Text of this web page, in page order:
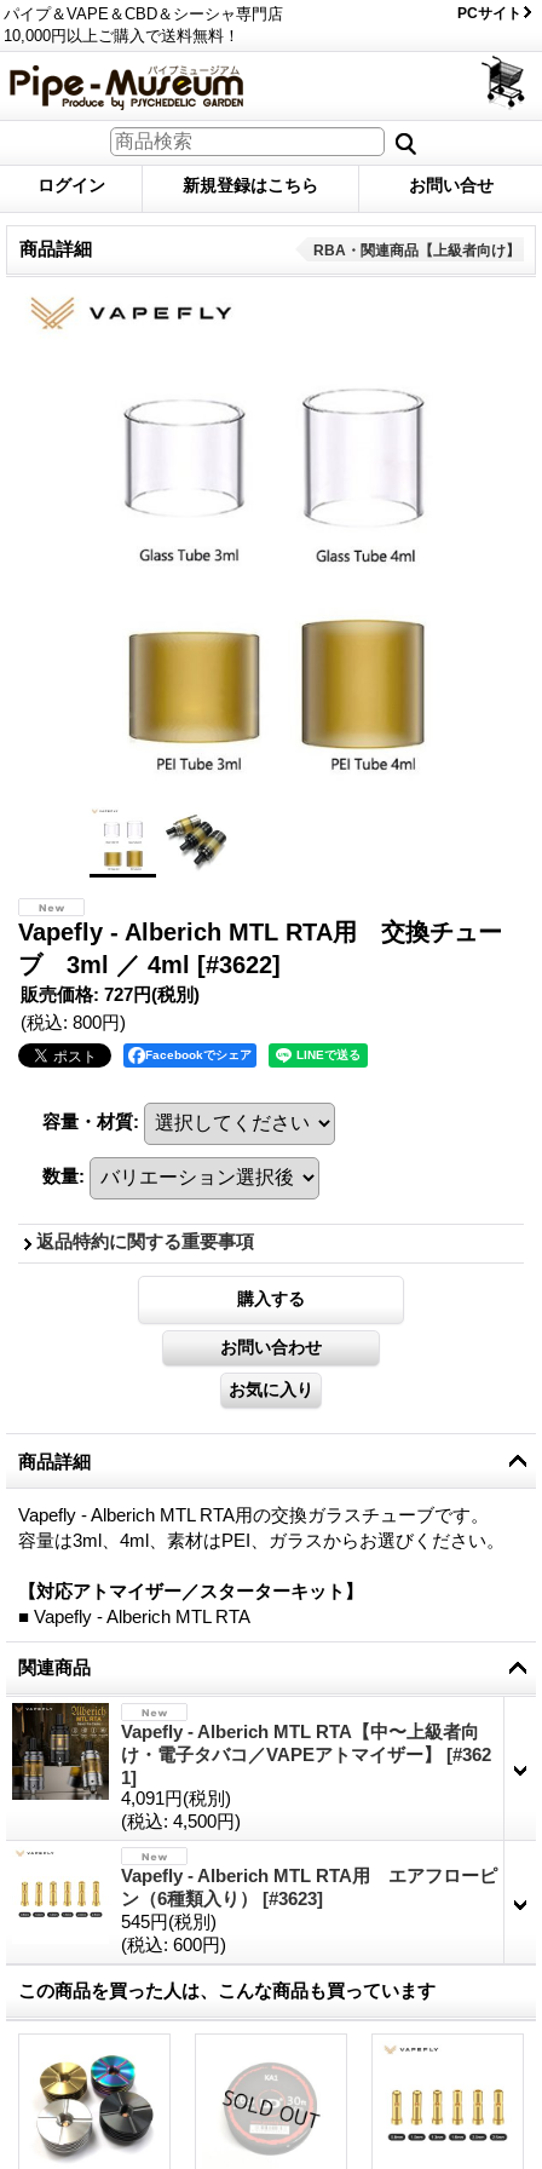
パイプ＆VAPE＆CBD＆シーシャ専門店
10,000円以上ご購入で送料無料！
PCサイト
ログイン 新規登録はこちら お問い合せ
商品詳細 RBA・関連商品【上級者向け】
Vapefly - Alberich MTL RTA用 交換チュー
ブ 3ml ／ 4ml [#3622]
販売価格: 727円(税別)
(税込: 800円)
Facebookでシェア
容量・材質:
数量:
返品特約に関する重要事項
商品詳細
Vapefly - Alberich MTL RTA用の交換ガラスチューブです。
容量は3ml、4ml、素材はPEI、ガラスからお選びください。
【対応アトマイザー／スターターキット】
■ Vapefly - Alberich MTL RTA
関連商品
Vapefly - Alberich MTL RTA【中〜上級者向
け・電子タバコ／VAPEアトマイザー】 [#362
1]
4,091円(税別)
(税込: 4,500円)
Vapefly - Alberich MTL RTA用 エアフローピ
ン（6種類入り） [#3623]
545円(税別)
(税込: 600円)
この商品を買った人は、こんな商品も買っています